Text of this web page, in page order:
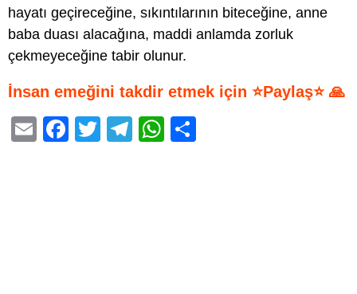
hayatı geçireceğine, sıkıntılarının biteceğine, anne
baba duası alacağına, maddi anlamda zorluk
çekmeyeceğine tabir olunur.
İnsan emeğini takdir etmek için ⭐Paylaş⭐ 🙏
E
F
T
T
W